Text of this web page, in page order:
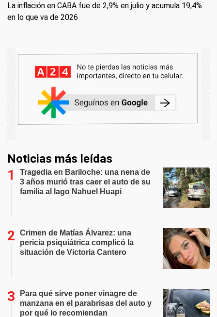
La inflación en CABA fue de 2,9% en julio y acumula 19,4%
en lo que va de 2026
Noticias más leídas
Tragedia en Bariloche: una nena de
3 años murió tras caer el auto de su
familia al lago Nahuel Huapi
Crimen de Matías Álvarez: una
pericia psiquiátrica complicó la
situación de Victoria Cantero
Para qué sirve poner vinagre de
manzana en el parabrisas del auto y
por qué lo recomiendan